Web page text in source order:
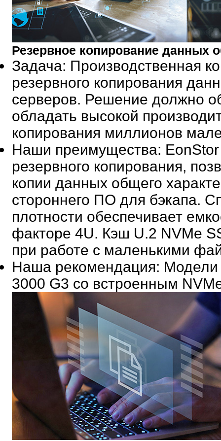
Резервное копирование данных
Задача: Производственная
резервного копирования
серверов. Решение должно
обладать высокой
копирования миллионов
Наши преимущества:
резервного копирования,
копии данных общего
стороннего ПО для бэкапа.
плотности обеспечивает
факторе 4U. Кэш U.2 NVMe
при работе с маленькими
Наша рекомендация: Модели
3000 G3 со встроенным